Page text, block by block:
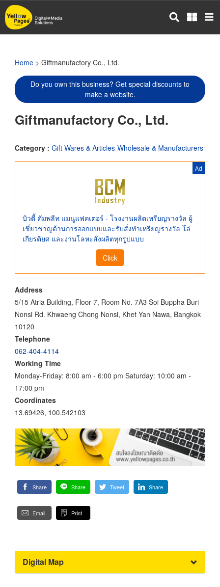
Skip
to
main
Home > Giftmanufactory Co., Ltd.
Do you own this business? Get special discounts to
make a website.
Giftmanufactory Co., Ltd.
Category : Gift Wares & Articles-Wholesale & Manufacturers
Ad
บิวตี้ คัมพลีท แมนูแฟคเตอร์ - โรงงานผลิตเหรียญรางวัล ผู้
เชี่ยวชาญด้านการออกแบบและรับสั่งทำเหรียญรางวัล โล่
เกียรติยศ และงานโลหะสั่งผลิตทุกรูปแบบ
Click
Address
5/15 Atria Building, Floor 7, Room No. 7A3 Soi Buppha Buri
Nonsi Rd. Khwaeng Chong Nonsi, Khet Yan Nawa, Bangkok
10120
Telephone
062-404-4114
Working Time
Monday-Friday: 8:00 am - 6:00 pm Saturday: 10:00 am -
17:00 pm
Coordinates
13.69426, 100.542103
Share Share Tweet Share
Email Print
Digital Map